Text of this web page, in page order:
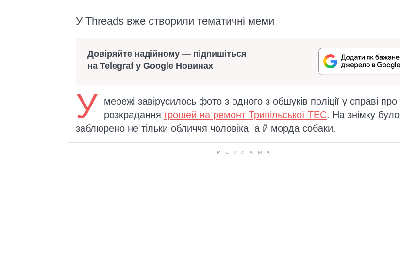
У Threads вже створили тематичні меми
Довіряйте надійному — підпишіться
на Telegraf у Google Новинах
У
мережі завірусилось фото з одного з обшуків поліції у справі про
розкрадання грошей на ремонт Трипільської ТЕС. На знімку було
заблюрено не тільки обличчя чоловіка, а й морда собаки.